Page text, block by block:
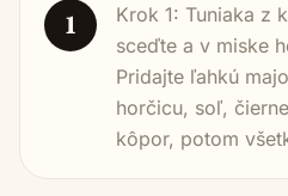
1
Krok 1: Tuniaka z
sceďte a v miske
Pridajte ľahkú
horčicu, soľ,
kôpor, potom